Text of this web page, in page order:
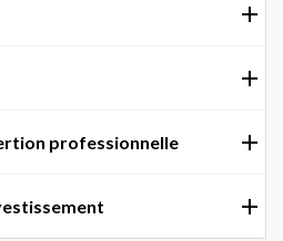
professionnelle